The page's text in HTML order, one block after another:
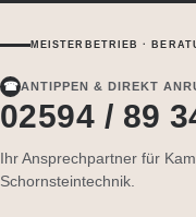
MEISTERBETRIEB ·
☎ ANTIPPEN & DIREKT
02594 / 89
Ihr Ansprechpartner für
Schornsteintechnik.